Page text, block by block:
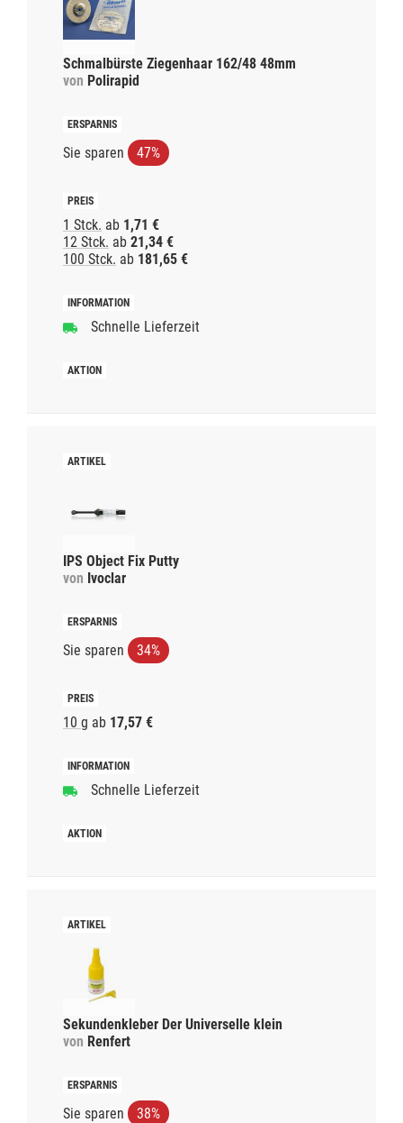
Schmalbürste Ziegenhaar 162/48 48mm
von Polirapid
Sie sparen 47%
1 Stck. ab 1,71 €
12 Stck. ab 21,34 €
100 Stck. ab 181,65 €
Schnelle Lieferzeit
IPS Object Fix Putty
von Ivoclar
Sie sparen 34%
10 g ab 17,57 €
Schnelle Lieferzeit
Sekundenkleber Der Universelle klein
von Renfert
Sie sparen 38%